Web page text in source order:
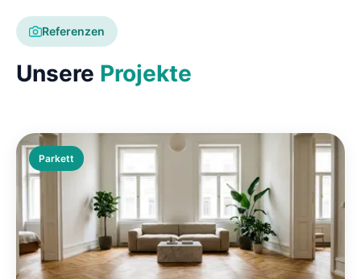
Referenzen
Unsere Projekte
Parkett